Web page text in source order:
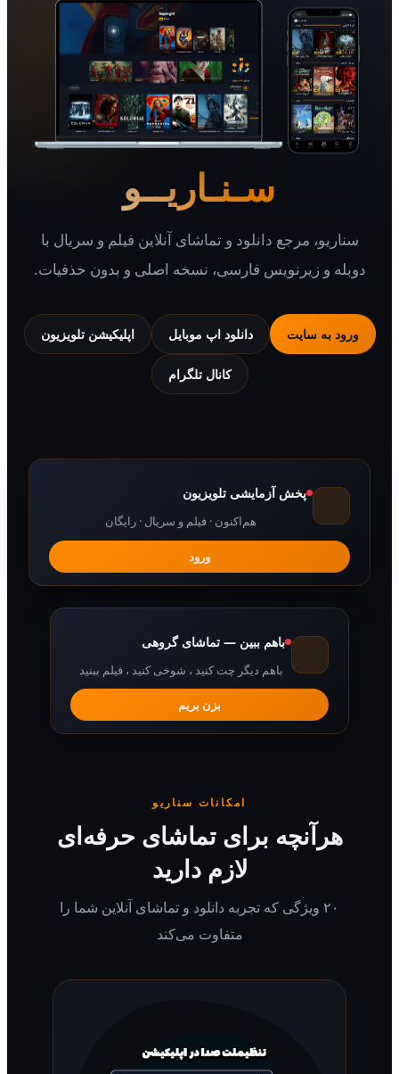
سـنـاریــو
مرجع دانلود و تماشای آنلاین فیلم و سریال با
و زیرنویس فارسی، نسخه اصلی و بدون حذفیات.
به سایت دانلود اپ موبایل اپلیکیشن تلویزیون
کانال تلگرام
پخش آزمایشی تلویزیون
هم‌اکنون · فیلم و سریال · رایگان
باهم ببین — تماشای گروهی
باهم دیگر چت کنید ، شوخی کنید ، فیلم ببنید
امکانات سناریو
برای تماشای حرفه‌ای
لازم دارید
۲۰ ویژگی که تجربه دانلود و تماشای آنلاین شما را
متفاوت می‌کند